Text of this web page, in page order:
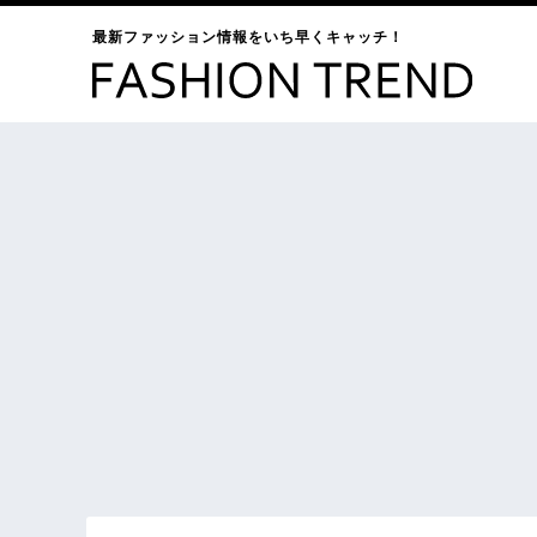
最新ファッション情報をいち早くキャッチ！